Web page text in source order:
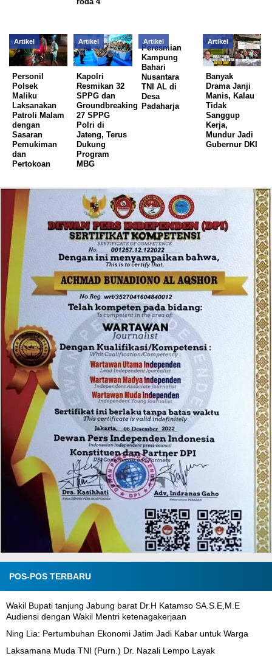
Artikel
Personil
Polsek
Maliku
Laksanakan
Patroli Malam
dengan
Sasaran
Pemukiman
dan
Pertokoan
Artikel
Kapolri
Resmikan 32
SPPG dan
Groundbreaking
27 SPPG
Polri di
Jateng, Terus
Dukung
Program
MBG
Artikel
Peresmian
Kampung
Bahari
Nusantara
TNI AL di
Desa
Padaharja
Artikel
Banyak
Drama Janji
Manis, Kalau
Tidak
Sanggup
Kerja,
Mundur Jadi
Gubernur DKI
POS-POS TERBARU
Wakil Bupati tanjung Jabung barat Dr.H Katamso SA.S.E,M.E
Audiensi dengan Wakil Mentri ketenagakerjaan
Ning Lia: Pertumbuhan Ekonomi Jatim Jadi Kabar untuk Warga
Laksamana Muda TNI (Purn.) Dr. Nazali Lempo Layak